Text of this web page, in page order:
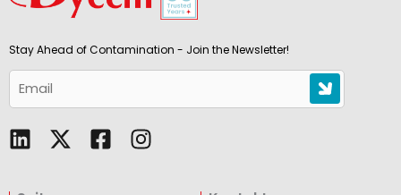
Stay Ahead of Contamination - Join the Newsletter!
L F I